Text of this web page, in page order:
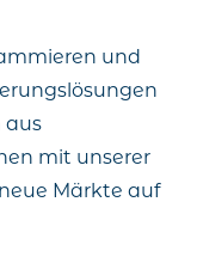
und
aus
mit unserer
Märkte auf